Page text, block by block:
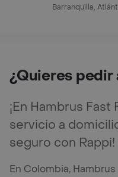
Barranquilla,
¿Quieres pedir
¡En Hambrus
servicio a
seguro con Rappi!
En Colombia,